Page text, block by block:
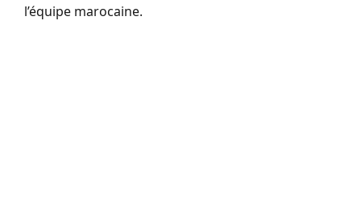
l’équipe marocaine.